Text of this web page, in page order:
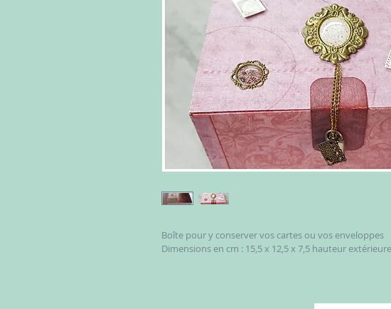
Boîte pour y conserver vos cartes ou vos enveloppes
Dimensions en cm : 15,5 x 12,5 x 7,5 hauteur